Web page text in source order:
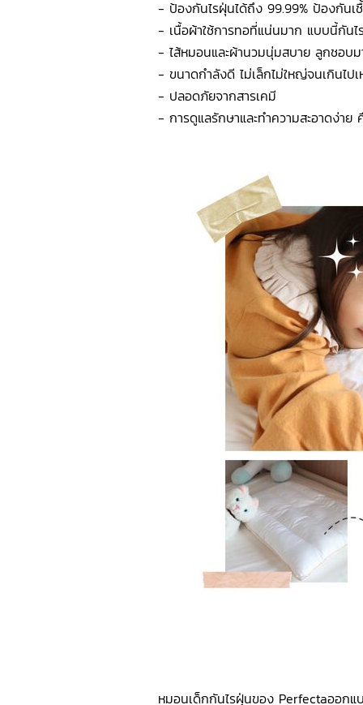
- ป้องกันไรฝุ่นได้ถึง 99.99% ป้องกันเ
- เนื้อผ้าใช้การทอที่แน่นมาก แบบนี้กัน
- ไส้หมอนและผ้านวมนุ่มสบาย ลูกชอบ
- ขนาดกำลังดี ไม่เล็กไม่ใหญ่จนเกินไป
- ปลอดภัยจากสารเคมี
- การดูแลรักษาและทำความสะอาดง่าย
หมอนเด็กกันไรฝุ่นของ Perfectaออกแบ